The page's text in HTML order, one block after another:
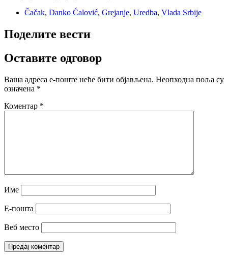
Čačak, Danko Ćalović, Grejanje, Uredba, Vlada Srbije
Поделите вести
Оставите одговор
Ваша адреса е-поште неће бити објављена. Неопходна поља су
означена *
Коментар *
Име
Е-пошта
Веб место